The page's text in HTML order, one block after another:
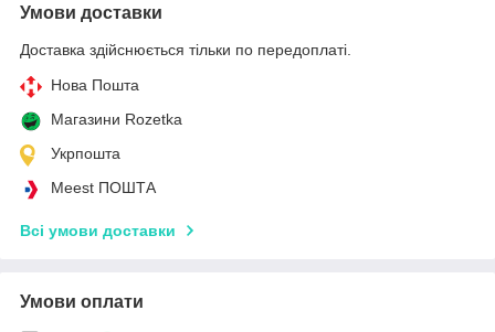
Умови доставки
Доставка здійснюється тільки по передоплаті.
Нова Пошта
Магазини Rozetka
Укрпошта
Meest ПОШТА
Всі умови доставки
Умови оплати